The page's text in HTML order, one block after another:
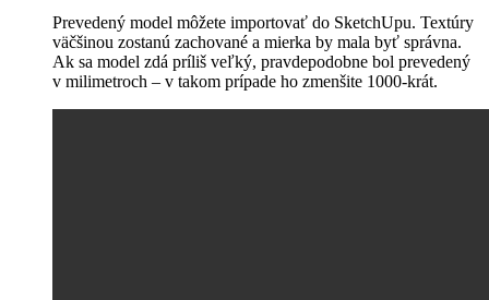
Prevedený model môžete importovať do SketchUpu. Textúry
väčšinou zostanú zachované a mierka by mala byť správna.
Ak sa model zdá príliš veľký, pravdepodobne bol prevedený
v milimetroch – v takom prípade ho zmenšite 1000-krát.